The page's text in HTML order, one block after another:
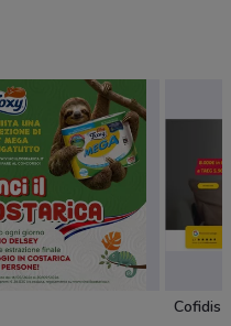
Cofidis